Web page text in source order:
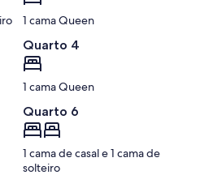
1 cama Queen
Quarto 4
1 cama Queen
Quarto 6
1 cama de casal e 1 cama de
solteiro